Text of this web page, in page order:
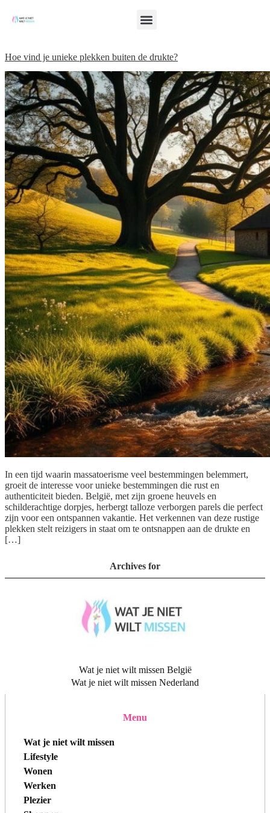
Hoe vind je unieke plekken buiten de drukte?
In een tijd waarin massatoerisme veel bestemmingen belemmert,
groeit de interesse voor unieke bestemmingen die rust en
authenticiteit bieden. België, met zijn groene heuvels en
schilderachtige dorpjes, herbergt talloze verborgen parels die perfect
zijn voor een ontspannen vakantie. Het verkennen van deze rustige
plekken stelt reizigers in staat om te ontsnappen aan de drukte en
[…]
Archives for
Wat je niet wilt missen België
Wat je niet wilt missen Nederland
Menu
Wat je niet wilt missen
Lifestyle
Wonen
Werken
Plezier